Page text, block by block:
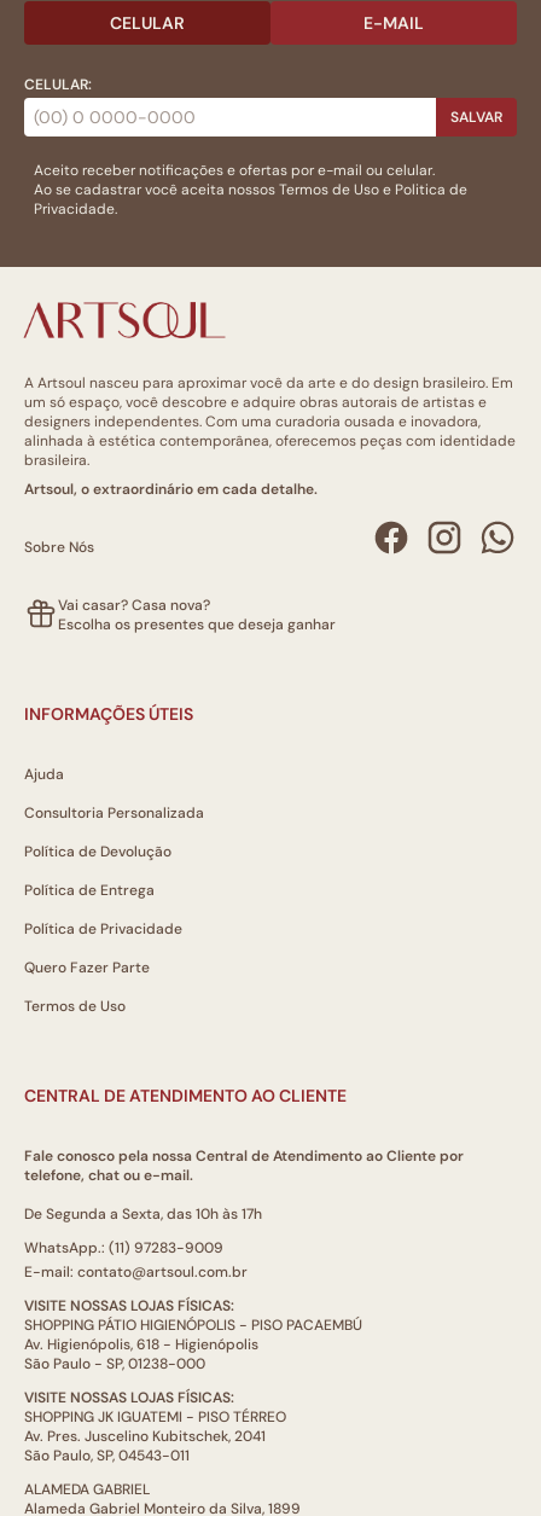
CELULAR E-MAIL
CELULAR:
SALVAR
Aceito receber notificações e ofertas por e-mail ou celular.
Ao se cadastrar você aceita nossosTermos de Usoe Politica de
Privacidade.
A Artsoul nasceu para aproximar você da arte e do design brasileiro. Em
um só espaço, você descobre e adquire obras autorais de artistas e
designers independentes. Com uma curadoria ousada e inovadora,
alinhada à estética contemporânea, oferecemos peças com identidade
brasileira.
Artsoul, o extraordinário em cada detalhe.
Sobre Nós
Vai casar? Casa nova?
Escolha os presentes que deseja ganhar
INFORMAÇÕES ÚTEIS
Ajuda
Consultoria Personalizada
Política de Devolução
Política de Entrega
Política de Privacidade
Quero Fazer Parte
Termos de Uso
CENTRAL DE ATENDIMENTO AO CLIENTE
Fale conosco pela nossa Central de Atendimento ao Cliente por
telefone, chat ou e-mail.
De Segunda a Sexta, das 10h às 17h
WhatsApp.: (11) 97283-9009
E-mail: contato@artsoul.com.br
VISITE NOSSAS LOJAS FÍSICAS:
SHOPPING PÁTIO HIGIENÓPOLIS - PISO PACAEMBÚ
Av. Higienópolis, 618 - Higienópolis
São Paulo - SP, 01238-000
VISITE NOSSAS LOJAS FÍSICAS:
SHOPPING JK IGUATEMI - PISO TÉRREO
Av. Pres. Juscelino Kubitschek, 2041
São Paulo, SP, 04543-011
ALAMEDA GABRIEL
Alameda Gabriel Monteiro da Silva, 1899